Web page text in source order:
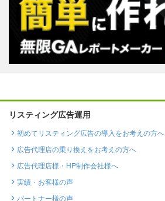
リスティング広告運用
初めてリスティング広告の導入をお考えの方へ
広告代理店の乗り換えをお考えの方へ
広告代理店様・HP制作会社様へ
実績・お客様の声
パートナー様の声